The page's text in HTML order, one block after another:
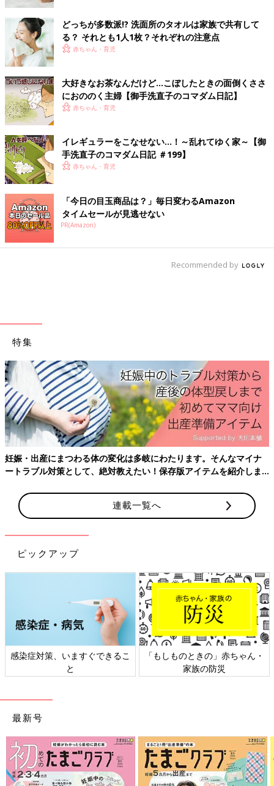
前の話
御手洗直子の「つっ
こみが止まらないコ
マダム日記」
一覧
次の話
おたくマンガ家・御手
洗直子の「つっこみが
どっちが多数派!? 洗面所のタオルは家族で共有して
る？ それとも1人1枚？それぞれの注意点
赤ちゃん・育児
大好きなお茶なんだけど…こぼしたときの面倒くささ
におののく主婦【御手洗直子のコマダム日記】
赤ちゃん・育児
イレギュラーをこなせない…！～乱れてゆく家～【御
手洗直子のコマダム日記 ＃199】
赤ちゃん・育児
「今日の目玉商品は？」毎日変わるAmazon
タイムセールが見逃せない
PR(Amazon)
Recommended by
特集
妊娠・出産にまつわる体の変化は多岐にわたります。そんなマイナ
ートラブル対策として、絶対教えたい！保存版アイテムを紹介しま
連載一覧へ
ピックアップ
感染症対策、いますぐできるこ
と
「もしものときの」赤ちゃん・
家族の防災
最新号